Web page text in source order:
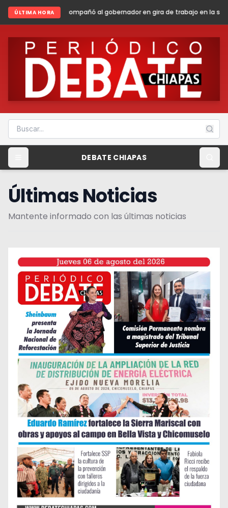
ÚLTIMA HORA
al gobernador en gira de trabajo en la sierra madre de Chiapas
DEBATE CHIAPAS
Últimas Noticias
Mantente informado con las últimas noticias